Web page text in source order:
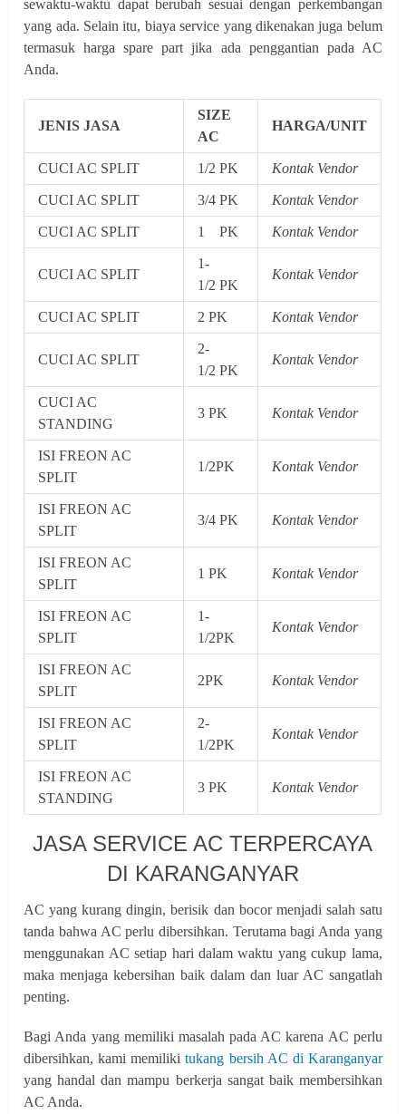
sewaktu-waktu dapat berubah sesuai dengan perkembangan
yang ada. Selain itu, biaya service yang dikenakan juga belum
termasuk harga spare part jika ada penggantian pada AC
Anda.
JENIS JASA
SIZE
AC
HARGA/UNIT
CUCI AC SPLIT 1/2 PK Kontak Vendor
CUCI AC SPLIT 3/4 PK Kontak Vendor
CUCI AC SPLIT 1 PK Kontak Vendor
CUCI AC SPLIT
1-
1/2 PK
Kontak Vendor
CUCI AC SPLIT 2 PK Kontak Vendor
CUCI AC SPLIT
2-
1/2 PK
Kontak Vendor
CUCI AC
STANDING
3 PK Kontak Vendor
ISI FREON AC
SPLIT
1/2PK Kontak Vendor
ISI FREON AC
SPLIT
3/4 PK Kontak Vendor
ISI FREON AC
SPLIT
1 PK Kontak Vendor
ISI FREON AC
SPLIT
1-
1/2PK
Kontak Vendor
ISI FREON AC
SPLIT
2PK Kontak Vendor
ISI FREON AC
SPLIT
2-
1/2PK
Kontak Vendor
ISI FREON AC
STANDING
3 PK Kontak Vendor
JASA SERVICE AC TERPERCAYA
DI KARANGANYAR
AC yang kurang dingin, berisik dan bocor menjadi salah satu
tanda bahwa AC perlu dibersihkan. Terutama bagi Anda yang
menggunakan AC setiap hari dalam waktu yang cukup lama,
maka menjaga kebersihan baik dalam dan luar AC sangatlah
penting.
Bagi Anda yang memiliki masalah pada AC karena AC perlu
dibersihkan, kami memilikitukang bersih AC di Karanganyar
yang handal dan mampu berkerja sangat baik membersihkan
AC Anda.